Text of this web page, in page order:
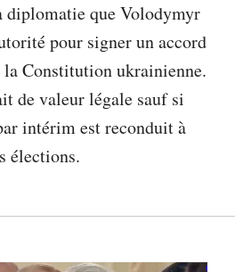
diplomatie que Volodymyr
pour signer un accord
la Constitution ukrainienne.
de valeur légale sauf si
intérim est reconduit à
élections.